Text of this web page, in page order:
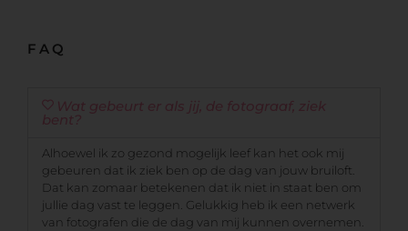
FAQ
Wat gebeurt er als jij, de fotograaf, ziek
bent?
Alhoewel ik zo gezond mogelijk leef kan het ook mij
gebeuren dat ik ziek ben op de dag van jouw bruiloft.
Dat kan zomaar betekenen dat ik niet in staat ben om
jullie dag vast te leggen. Gelukkig heb ik een netwerk
van fotografen die de dag van mij kunnen overnemen.